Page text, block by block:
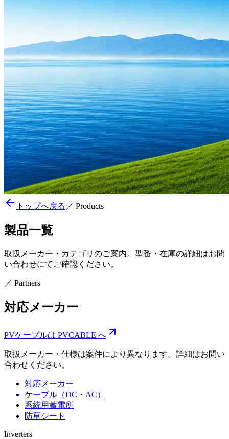
トップへ戻る ／ Products
製品一覧
取扱メーカー・カテゴリのご案内。型番・在庫の詳細はお問
い合わせにてご確認ください。
／ Partners
対応メーカー
PVケーブルは PVCABLE へ
取扱メーカー・仕様は案件により異なります。詳細はお問い
合わせください。
対応メーカー
ケーブル（DC・AC）
系統用蓄電所
防草シート
Inverters